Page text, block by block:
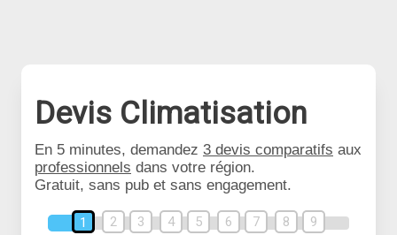
Devis Climatisation
En 5 minutes, demandez 3 devis comparatifs aux
professionnels dans votre région.
Gratuit, sans pub et sans engagement.
1 2 3 4 5 6 7 8 9